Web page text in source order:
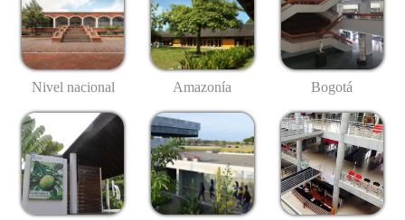
Nivel nacional Amazonía Bogotá